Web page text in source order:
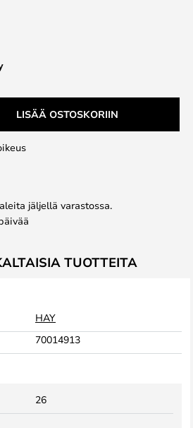
LISÄÄ OSTOSKORIIN
jäljellä varastossa.
TUOTTEITA
HAY
70014913
26